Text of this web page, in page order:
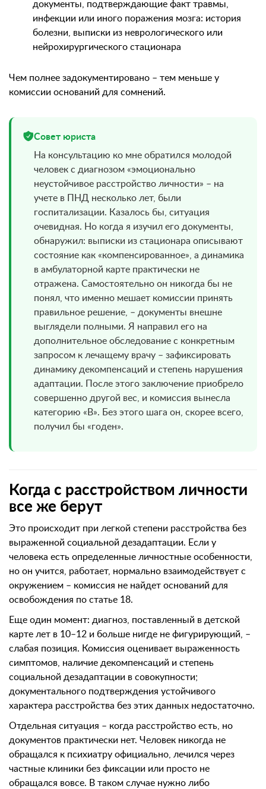
документы, подтверждающие факт травмы,
инфекции или иного поражения мозга: история
болезни, выписки из неврологического или
нейрохирургического стационара
Чем полнее задокументировано – тем меньше у
комиссии оснований для сомнений.
Совет юриста
На консультацию ко мне обратился молодой
человек с диагнозом «эмоционально
неустойчивое расстройство личности» – на
учете в ПНД несколько лет, были
госпитализации. Казалось бы, ситуация
очевидная. Но когда я изучил его документы,
обнаружил: выписки из стационара описывают
состояние как «компенсированное», а динамика
в амбулаторной карте практически не
отражена. Самостоятельно он никогда бы не
понял, что именно мешает комиссии принять
правильное решение, – документы внешне
выглядели полными. Я направил его на
дополнительное обследование с конкретным
запросом к лечащему врачу – зафиксировать
динамику декомпенсаций и степень нарушения
адаптации. После этого заключение приобрело
совершенно другой вес, и комиссия вынесла
категорию «В». Без этого шага он, скорее всего,
получил бы «годен».
Когда с расстройством личности
все же берут
Это происходит при легкой степени расстройства без
выраженной социальной дезадаптации. Если у
человека есть определенные личностные особенности,
но он учится, работает, нормально взаимодействует с
окружением – комиссия не найдет оснований для
освобождения по статье 18.
Еще один момент: диагноз, поставленный в детской
карте лет в 10–12 и больше нигде не фигурирующий, –
слабая позиция. Комиссия оценивает выраженность
симптомов, наличие декомпенсаций и степень
социальной дезадаптации в совокупности;
документального подтверждения устойчивого
характера расстройства без этих данных недостаточно.
Отдельная ситуация – когда расстройство есть, но
документов практически нет. Человек никогда не
обращался к психиатру официально, лечился через
частные клиники без фиксации или просто не
обращался вовсе. В таком случае нужно либо